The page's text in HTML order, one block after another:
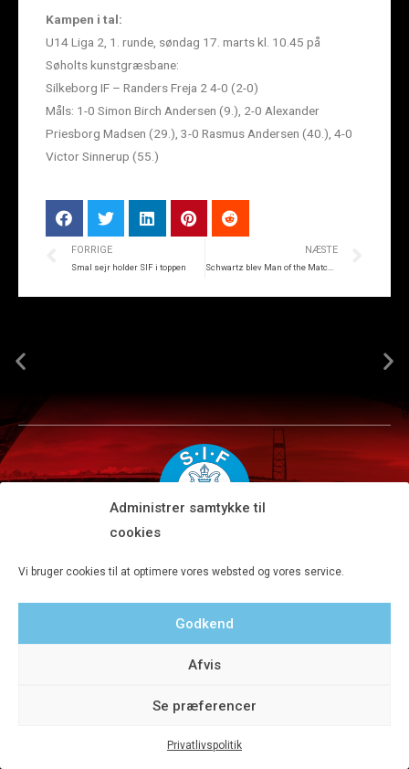
Administrer samtykke til
cookies
Vi bruger cookies til at optimere vores websted og vores service.
Godkend
Afvis
Se præferencer
Privatlivspolitik
Kampen i tal:
U14 Liga 2, 1. runde, søndag 17. marts kl. 10.45 på
Søholts kunstgræsbane:
Silkeborg IF – Randers Freja 2 4-0 (2-0)
Måls: 1-0 Simon Birch Andersen (9.), 2-0 Alexander
Priesborg Madsen (29.), 3-0 Rasmus Andersen (40.), 4-0
Victor Sinnerup (55.)
FORRIGE
Smal sejr holder SIF i toppen
NÆSTE
Schwartz blev Man of the Match – igen
© 2020 Silkeborg IF A/S - Designet af Aveo - web&marketing